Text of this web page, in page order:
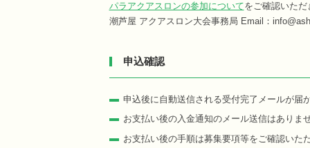
パラアクアスロンの参加についてをご確認いた
潮芦屋 アクアスロン大会事務局 Email：
申込確認
申込後に自動送信される受付完了メールが届
お支払い後の入金通知のメール送信はありま
お支払い後の手順は募集要項等をご確認いた